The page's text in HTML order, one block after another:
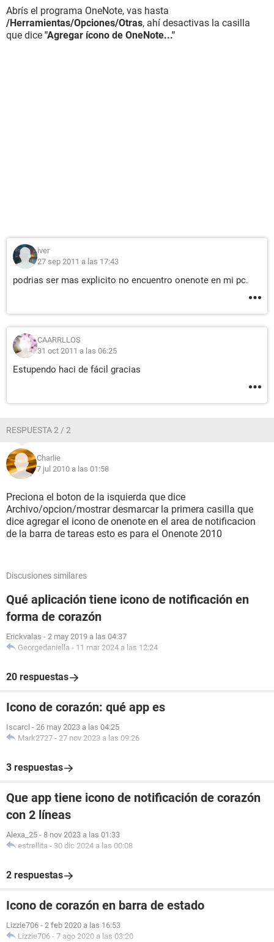
Abrís el programa OneNote, vas hasta
/Herramientas/Opciones/Otras, ahí desactivas la casilla
que dice "Agregar ícono de OneNote..."
iver
27 sep 2011 a las 17:43
podrias ser mas explicito no encuentro onenote en mi pc.
CAARRLLOS
31 oct 2011 a las 06:25
Estupendo haci de fácil gracias
RESPUESTA 2 / 2
Charlie
7 jul 2010 a las 01:58
Preciona el boton de la isquierda que dice
Archivo/opcion/mostrar desmarcar la primera casilla que
dice agregar el icono de onenote en el area de notificacion
de la barra de tareas esto es para el Onenote 2010
Discusiones similares
Qué aplicación tiene icono de notificación en
forma de corazón
Erickvalas - 2 may 2019 a las 04:37
Georgedaniella - 11 mar 2024 a las 12:24
20 respuestas
Icono de corazón: qué app es
Iscarcl - 26 may 2023 a las 04:25
Mark2727 - 27 nov 2023 a las 09:26
3 respuestas
Que app tiene icono de notificación de corazón
con 2 líneas
Alexa_25 - 8 nov 2023 a las 01:33
estrellita - 30 dic 2024 a las 00:08
2 respuestas
Icono de corazón en barra de estado
Lizzie706 - 2 feb 2020 a las 16:53
Lizzie706 - 7 ago 2020 a las 03:20